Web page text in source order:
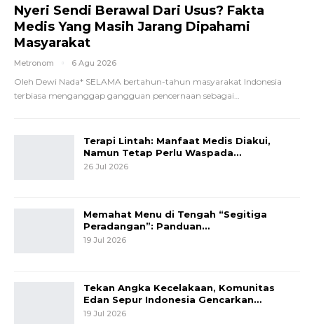
Nyeri Sendi Berawal Dari Usus? Fakta
Medis Yang Masih Jarang Dipahami
Masyarakat
Metronom 6 Agu 2026
Oleh Dewi Nada* SELAMA bertahun-tahun masyarakat Indonesia
terbiasa menganggap gangguan pencernaan sebagai…
Terapi Lintah: Manfaat Medis Diakui,
Namun Tetap Perlu Waspada…
26 Jul 2026
Memahat Menu di Tengah “Segitiga
Peradangan”: Panduan…
19 Jul 2026
Tekan Angka Kecelakaan, Komunitas
Edan Sepur Indonesia Gencarkan…
19 Jul 2026